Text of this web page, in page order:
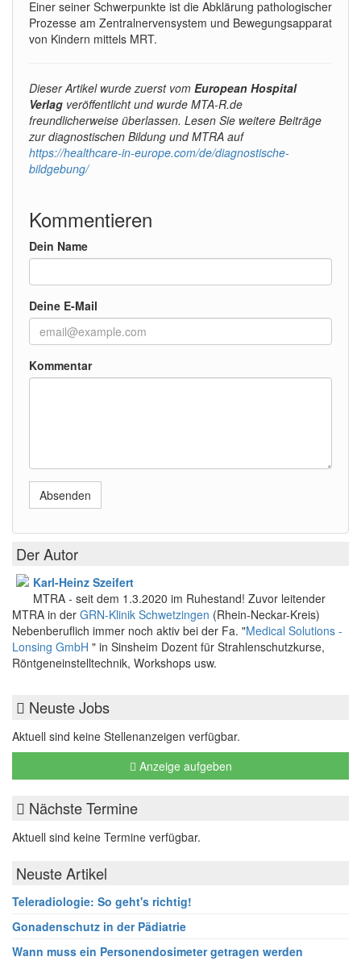
Einer seiner Schwerpunkte ist die Abklärung pathologischer
Prozesse am Zentralnervensystem und Bewegungsapparat
von Kindern mittels MRT.
Dieser Artikel wurde zuerst vom European Hospital
Verlag veröffentlicht und wurde MTA-R.de
freundlicherweise überlassen. Lesen Sie weitere Beiträge
zur diagnostischen Bildung und MTRA auf
https://healthcare-in-europe.com/de/diagnostische-
bildgebung/
Kommentieren
Dein Name
Deine E-Mail
Kommentar
Absenden
Der Autor
Karl-Heinz Szeifert
MTRA - seit dem 1.3.2020 im Ruhestand! Zuvor leitender
MTRA in der GRN-Klinik Schwetzingen (Rhein-Neckar-Kreis)
Nebenberuflich immer noch aktiv bei der Fa. "Medical Solutions -
Lonsing GmbH " in Sinsheim Dozent für Strahlenschutzkurse,
Röntgeneinstelltechnik, Workshops usw.
Neuste Jobs
Aktuell sind keine Stellenanzeigen verfügbar.
Anzeige aufgeben
Nächste Termine
Aktuell sind keine Termine verfügbar.
Neuste Artikel
Teleradiologie: So geht's richtig!
Gonadenschutz in der Pädiatrie
Wann muss ein Personendosimeter getragen werden